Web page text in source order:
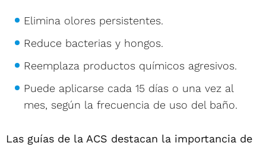
Elimina olores persistentes.
Reduce bacterias y hongos.
Reemplaza productos químicos agresivos.
Puede aplicarse cada 15 días o una vez al
mes, según la frecuencia de uso del baño.
Las guías de la ACS destacan la importancia de